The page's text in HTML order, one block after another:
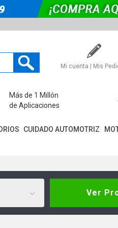
Mi cuenta | Mis
Más de 1 Millón
de Aplicaciones
CUIDADO AUTOMOTRIZ
Ver